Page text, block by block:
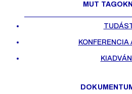
MUT
KONFERENCIA